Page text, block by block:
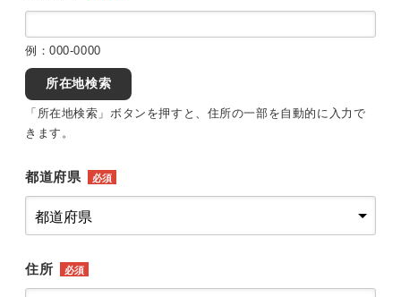
例：000-0000
所在地検索
「所在地検索」ボタンを押すと、住所の一部を自動的に入力で
きます。
都道府県 必須
住所 必須